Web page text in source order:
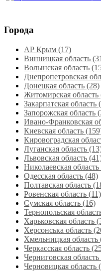
Города
АР Крым (17)
Винницкая область
Волынская область
Днепропетровская
Донецкая область (28)
Житомирская область
Закарпатская область
Запорожская область
Ивано-Франковская
Киевская область
Кировоградская
Луганская область‎
Львовская область‎
Николаевская
Одесская область‎ (48)
Полтавская область
Ровенская область‎ (11)
Сумская область‎ (16)
Тернопольская
Харьковская область‎
Херсонська область‎
Хмельницкая область‎
Черкасская область‎
Черниговская
Черновицкая область